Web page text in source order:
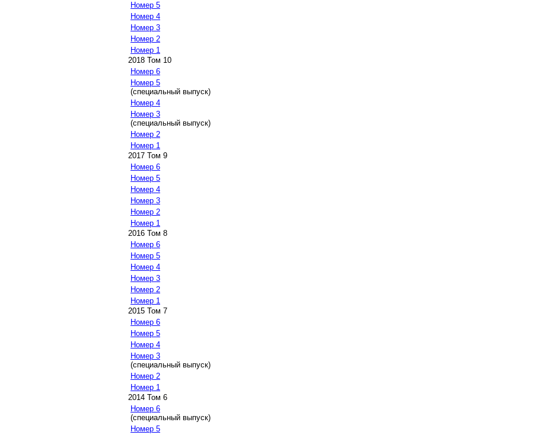
Номер 5
Номер 4
Номер 3
Номер 2
Номер 1
2018 Том 10
Номер 6
Номер 5
(специальный выпуск)
Номер 4
Номер 3
(специальный выпуск)
Номер 2
Номер 1
2017 Том 9
Номер 6
Номер 5
Номер 4
Номер 3
Номер 2
Номер 1
2016 Том 8
Номер 6
Номер 5
Номер 4
Номер 3
Номер 2
Номер 1
2015 Том 7
Номер 6
Номер 5
Номер 4
Номер 3
(специальный выпуск)
Номер 2
Номер 1
2014 Том 6
Номер 6
(специальный выпуск)
Номер 5